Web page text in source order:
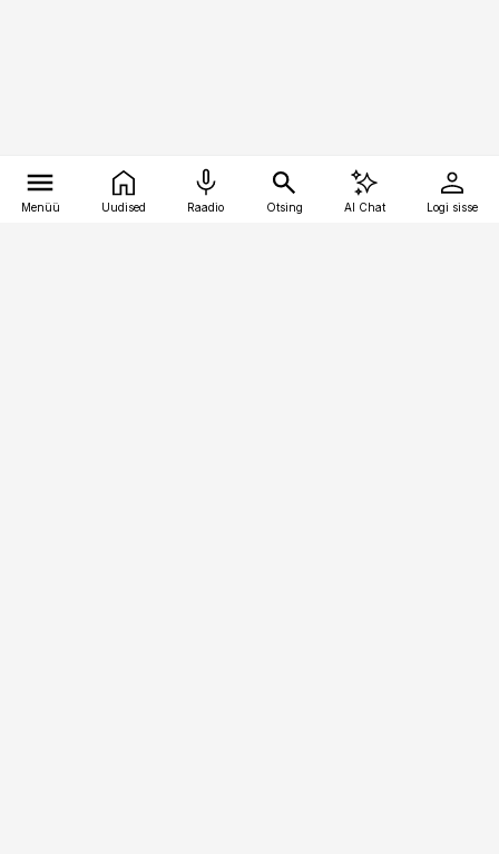
Menüü Uudised Raadio Otsing AI Chat Logi sisse